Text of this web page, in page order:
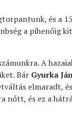
és a
a pihenőig
A
Bár Gyurka
elmaradt,
nőtt, és ez a